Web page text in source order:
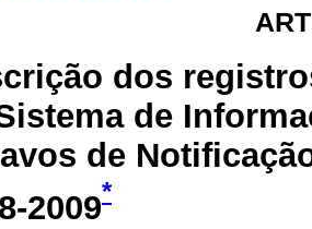
dos
de
de
2009*